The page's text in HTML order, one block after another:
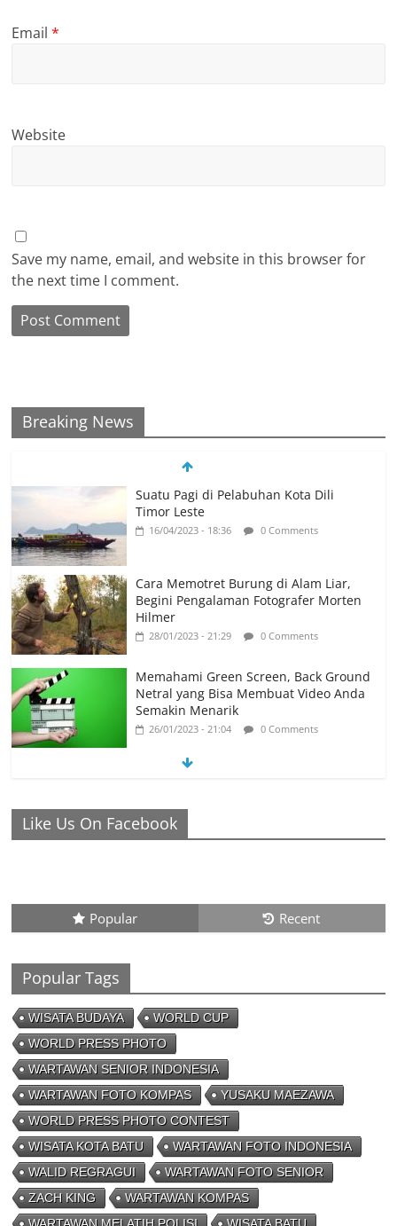
Email*
Website
Save my name, email, and website in this browser for
the next time I comment.
Breaking News
Suatu Pagi di Pelabuhan Kota Dili
Timor Leste
16/04/2023 - 18:36 0 Comments
Cara Memotret Burung di Alam Liar,
Begini Pengalaman Fotografer Morten
Hilmer
28/01/2023 - 21:29 0 Comments
Memahami Green Screen, Back Ground
Netral yang Bisa Membuat Video Anda
Semakin Menarik
26/01/2023 - 21:04 0 Comments
Ronaldo Istiqomah di Al Nassr, Bersiap
26/01/2023 - 16:28
0 Comments
Like Us On Facebook
Popular Recent
Popular Tags
WISATA BUDAYA
WORLD CUP
WORLD PRESS PHOTO
WARTAWAN SENIOR INDONESIA
WARTAWAN FOTO KOMPAS
YUSAKU MAEZAWA
WORLD PRESS PHOTO CONTEST
WISATA KOTA BATU
WARTAWAN FOTO INDONESIA
WALID REGRAGUI
WARTAWAN FOTO SENIOR
ZACH KING
WARTAWAN KOMPAS